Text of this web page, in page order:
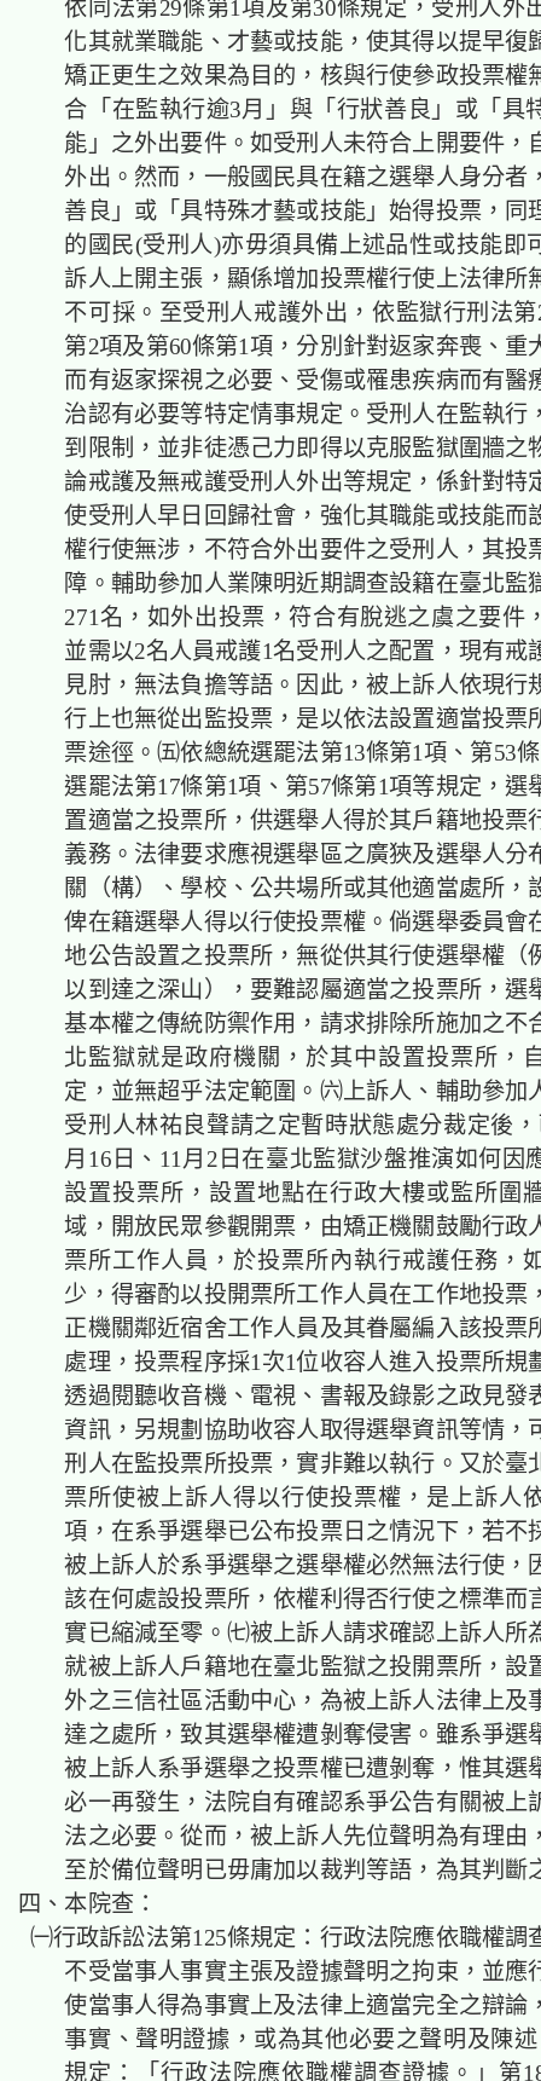
依同法第29條第1項及第30條規定，受刑人外
化其就業職能、才藝或技能，使其得以提早復
矯正更生之效果為目的，核與行使參政投票權
合「在監執行逾3月」與「行狀善良」或「具
能」之外出要件。如受刑人未符合上開要件，
外出。然而，一般國民具在籍之選舉人身分者
善良」或「具特殊才藝或技能」始得投票，同
的國民(受刑人)亦毋須具備上述品性或技能即
訴人上開主張，顯係增加投票權行使上法律所
不可採。至受刑人戒護外出，依監獄行刑法
第2項及第60條第1項，分別針對返家奔喪、重
而有返家探視之必要、受傷或罹患疾病而有醫
治認有必要等特定情事規定。受刑人在監執行
到限制，並非徒憑己力即得以克服監獄圍牆之
論戒護及無戒護受刑人外出等規定，係針對特
使受刑人早日回歸社會，強化其職能或技能而
權行使無涉，不符合外出要件之受刑人，其投
障。輔助參加人業陳明近期調查設籍在臺北監
271名，如外出投票，符合有脫逃之虞之要件
並需以2名人員戒護1名受刑人之配置，現有戒
見肘，無法負擔等語。因此，被上訴人依現行
行上也無從出監投票，是以依法設置適當投票
票途徑。㈤依總統選罷法第13條第1項、第53
選罷法第17條第1項、第57條第1項等規定，選
置適當之投票所，供選舉人得於其戶籍地投票
義務。法律要求應視選舉區之廣狹及選舉人分
關（構）、學校、公共場所或其他適當處所，
俾在籍選舉人得以行使投票權。倘選舉委員會
地公告設置之投票所，無從供其行使選舉權（
以到達之深山），要難認屬適當之投票所，選
基本權之傳統防禦作用，請求排除所施加之不
北監獄就是政府機關，於其中設置投票所，
定，並無超乎法定範圍。㈥上訴人、輔助參加
受刑人林祐良聲請之定暫時狀態處分裁定後，
月16日、11月2日在臺北監獄沙盤推演如何因
設置投票所，設置地點在行政大樓或監所圍
域，開放民眾參觀開票，由矯正機關鼓勵行政
票所工作人員，於投票所內執行戒護任務，
少，得審酌以投開票所工作人員在工作地投票
正機關鄰近宿舍工作人員及其眷屬編入該投票
處理，投票程序採1次1位收容人進入投票所規
透過閱聽收音機、電視、書報及錄影之政見發
資訊，另規劃協助收容人取得選舉資訊等情，
刑人在監投票所投票，實非難以執行。又於臺
票所使被上訴人得以行使投票權，是上訴人
項，在系爭選舉已公布投票日之情況下，若不
被上訴人於系爭選舉之選舉權必然無法行使，
該在何處設投票所，依權利得否行使之標準而
實已縮減至零。㈦被上訴人請求確認上訴人所
就被上訴人戶籍地在臺北監獄之投開票所，設
外之三信社區活動中心，為被上訴人法律上及
達之處所，致其選舉權遭剝奪侵害。 雖系爭選
被上訴人系爭選舉之投票權已遭剝奪，惟其選
必一再發生，法院自有確認系爭公告有關被上
法之必要。從而，被上訴人先位聲明為有理由
至於備位聲明已毋庸加以裁判 等語，為其判斷
四、本院查：
㈠行政訴訟法第125條規定：行政法院應依職權調
不受當事人事實主張及證據聲明之拘束，並應
使當事人得為事實上及法律上適當完全之辯論
事實、聲明證據，或為其他必要之聲明及陳
規定：「行政法院應依職權調查證據。」第